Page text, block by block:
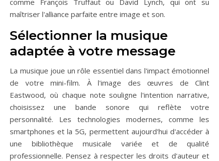
maîtriser l'alliance parfaite entre image et son.
Sélectionner la musique
adaptée à votre message
La musique joue un rôle essentiel dans l'impact émotionnel
de votre mini-film. À l'image des œuvres de Clint
Eastwood, où chaque note souligne l'intention narrative,
choisissez une bande sonore qui reflète votre
personnalité. Les technologies modernes, comme les
smartphones et la 5G, permettent aujourd'hui d'accéder à
une bibliothèque musicale variée et de qualité
professionnelle. Pensez à respecter les droits d'auteur et